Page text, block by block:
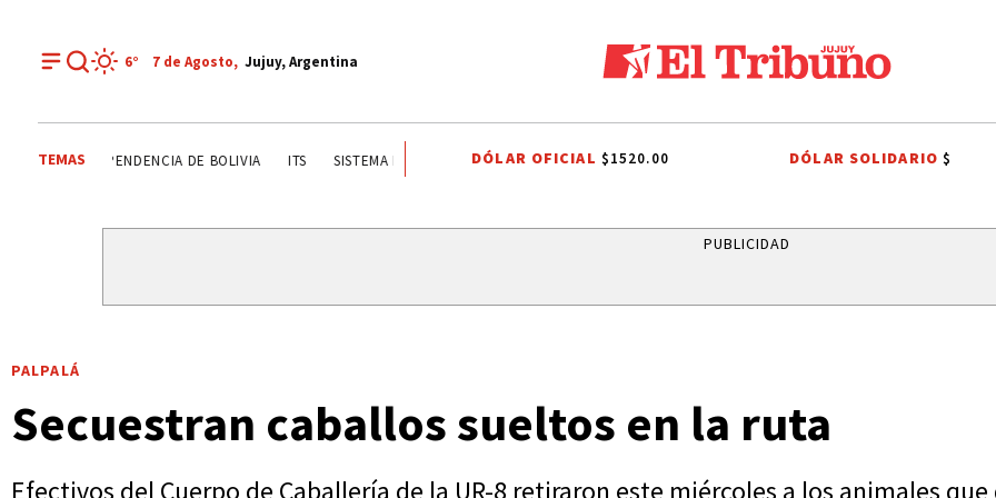
6° 7 de Agosto, Jujuy, Argentina
TEMAS FIESTAS PATRONALES A SAN CAYETANO INDEPENDENCIA DE BOLIVIA ITS SISTEMA PÚBLICO CAME JOVEN CAPITAL
DÓLAR OFICIAL $1520.00 DÓLAR SOLIDARIO$
PUBLICIDAD
PALPALÁ
Secuestran caballos sueltos en la ruta
Efectivos del Cuerpo de Caballería de la UR-8 retiraron este miércoles a los animales